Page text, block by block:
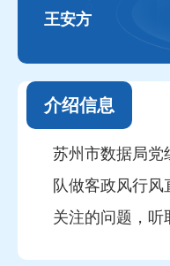
王安方
介绍信息
苏州市数据局党
队做客政风行风
关注的问题，听